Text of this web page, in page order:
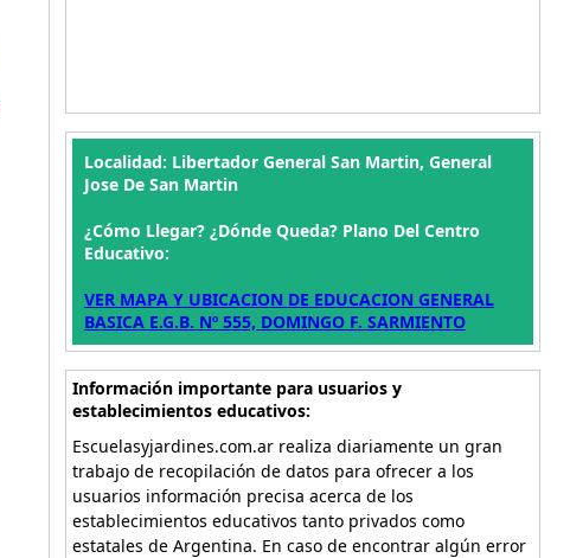
Localidad: Libertador General San Martin, General
Jose De San Martin
¿Cómo Llegar? ¿Dónde Queda? Plano Del Centro
Educativo:
VER MAPA Y UBICACION DE EDUCACION GENERAL
BASICA E.G.B. Nº 555, DOMINGO F. SARMIENTO
Información importante para usuarios y
establecimientos educativos:
Escuelasyjardines.com.ar realiza diariamente un gran
trabajo de recopilación de datos para ofrecer a los
usuarios información precisa acerca de los
establecimientos educativos tanto privados como
estatales de Argentina. En caso de encontrar algún error